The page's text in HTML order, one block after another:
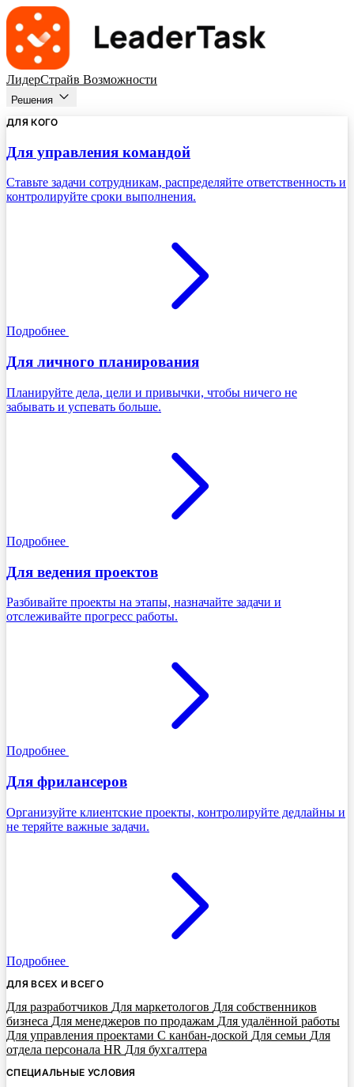
ЛидерСтрайв Возможности
Решения
ДЛЯ КОГО
Для управления командой
Ставьте задачи сотрудникам, распределяйте ответственность и
контролируйте сроки выполнения.
Подробнее
Для личного планирования
Планируйте дела, цели и привычки, чтобы ничего не
забывать и успевать больше.
Подробнее
Для ведения проектов
Разбивайте проекты на этапы, назначайте задачи и
отслеживайте прогресс работы.
Подробнее
Для фрилансеров
Организуйте клиентские проекты, контролируйте дедлайны и
не теряйте важные задачи.
Подробнее
ДЛЯ ВСЕХ И ВСЕГО
Для разработчиков Для маркетологов Для собственников
бизнеса Для менеджеров по продажам Для удалённой работы
Для управления проектами С канбан-доской Для семьи Для
отдела персонала HR Для бухгалтера
СПЕЦИАЛЬНЫЕ УСЛОВИЯ